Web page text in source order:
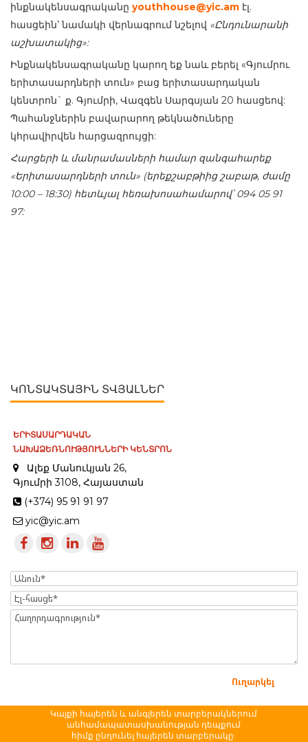
ինքնակենսագրականը youthhouse@yic.am էլ.
հասցեին՝ նամակի վերնագրում նշելով «Ընդունարանի
աշխատակից»:
Ինքնակենսագրականը կարող եք նաև բերել «Գյումրու
երիտասարդների տուն» բաց երիտասարդական
կենտրոն` ք. Գյումրի, Վազգեն Սարգսյան 20 հասցեով:
Պահանջներին բավարարող թեկնածուները
կհրավիրվեն հարցազրույցի:
Հարցերի և մանրամասների համար զանգահարեք
«Երիտասարդների տուն» (երեքշաբթիից շաբաթ, ժամը
10:00 – 18:30) հետևյալ հեռախոսահամարով՝ 094 05 91
97:
ԿՈՆՏԱԿՏԱՅԻՆ ՏՎՅԱԼՆԵՐ
ԵՐԻՏԱՍԱՐԴԱԿԱՆ
ՆԱԽԱՁԵՌՆՈՒԹՅՈՒՆՆԵՐԻ ԿԵՆՏՐՈՆ
Ալեք Մանուկյան 26,
Գյումրի 3108, Հայաստան
(+374) 95 91 91 97
yic@yic.am
Name
Էլ-
հասցե
Message
Կայքի հայերեն և անգլերեն տարբերակներում
անհամապատասխանության դեպքում
հիմք ընդունել հայերեն տարբերակը: